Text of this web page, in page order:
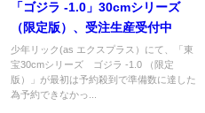
「ゴジラ -1.0」30cmシリーズ
（限定版）、受注生産受付中
少年リック(as エクスプラス）にて、「東
宝30cmシリーズ ゴジラ -1.0 （限定
版）」が最初は予約殺到で準備数に達した
為予約できなかっ...